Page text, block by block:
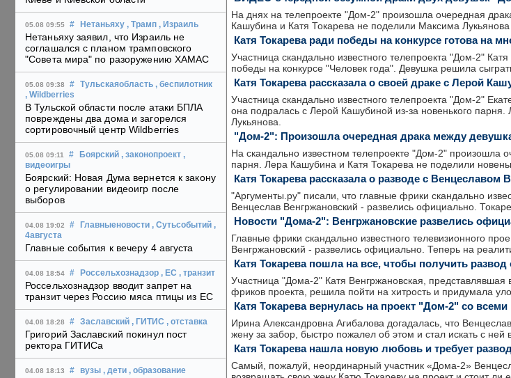
05.08 09:55 # Нетаньяху , Трамп , Израиль
Нетаньяху заявил, что Израиль не
соглашался с планом трамповского
"Совета мира" по разоружению ХАМАС
05.08 09:38 # Тульскаяобласть , беспилотник
, Wildberries
В Тульской области после атаки БПЛА
повреждены два дома и загорелся
сортировочный центр Wildberries
05.08 09:11 # Боярский , законопроект ,
видеоигры
Боярский: Новая Дума вернется к закону
о регулировании видеоигр после
выборов
04.08 19:02 # Главныеновости , Сутьсобытий ,
4августа
Главные события к вечеру 4 августа
04.08 18:54 # Россельхознадзор , ЕС , транзит
Россельхознадзор вводит запрет на
транзит через Россию мяса птицы из ЕС
04.08 18:28 # Заславский , ГИТИС , отставка
Григорий Заславский покинул пост
ректора ГИТИСа
04.08 18:13 # вузы , дети , образование
На днях на телепроекте "Дом-2" произошла очередная
Кашубина и Катя Токарева не поделили Максима
Катя Токарева ради победы на конкурсе готова на
Участница скандально известного телепроекта "Дом-2"
победы на конкурсе "Человек года". Девушка решила
Катя Токарева рассказала о своей драке с Лерой
Участница скандально известного телепроекта "Дом-2"
она подралась с Лерой Кашубиной из-за новенького
Лукьянова.
"Дом-2": Произошла очередная драка между
На скандально известном телепроекте "Дом-2" произошла
парня. Лера Кашубина и Катя Токарева не поделили
Катя Токарева рассказала о разводе с Венцеславом
"Аргументы.ру" писали, что главные фрики скандально
Венцеслав Венгржановский - развелись официально.
Новости "Дома-2": Венгржановские развелись
Главные фрики скандально известного телевизионного
Венгржановский - развелись официально. Теперь на
Катя Токарева пошла на все, чтобы получить развод
Участница "Дома-2" Катя Венгржановская,
фриков проекта, решила пойти на хитрость и придумала
Катя Токарева вернулась на проект "Дом-2" со
Ирина Александровна Агибалова догадалась, что
жену за забор, быстро пожалел об этом и стал искать с ней
Катя Токарева нашла новую любовь и требует
Самый, пожалуй, неординарный участник «Дома-2»